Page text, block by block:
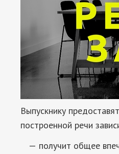
Выпускнику
построенной речи
получит общее